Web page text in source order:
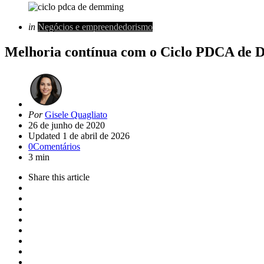
Categorias
Posted
in Negócios e empreendedorismo
Melhoria contínua com o Ciclo PDCA de
Artigo
de
Por Gisele Quagliato
26 de junho de 2020
Updated 1 de abril de 2026
0Comentários
3 min
Share this article